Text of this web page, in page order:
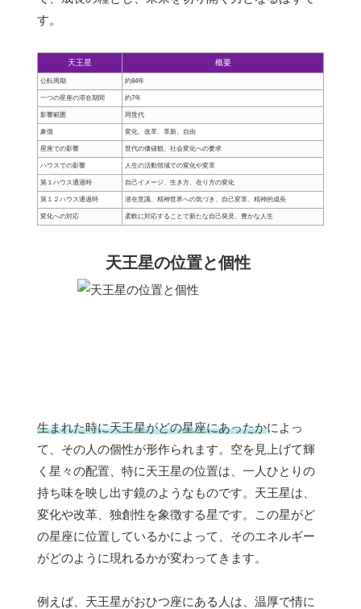
す。
天王星 概要
公転周期 約84年
一つの星座の滞在期間 約7年
影響範囲 同世代
象徴 変化、改革、革新、自由
星座での影響 世代の価値観、社会変化への要求
ハウスでの影響 人生の活動領域での変化や変革
第１ハウス通過時 自己イメージ、生き方、在り方の変化
第１２ハウス通過時 潜在意識、精神世界への気づき、自己変革、精神的成長
変化への対応 柔軟に対応することで新たな自己発見、豊かな人生
天王星の位置と個性
生まれた時に天王星がどの星座にあったかによっ
て、その人の個性が形作られます。空を見上げて輝
く星々の配置、特に天王星の位置は、一人ひとりの
持ち味を映し出す鏡のようなものです。天王星は、
変化や改革、独創性を象徴する星です。この星がど
の星座に位置しているかによって、そのエネルギー
がどのように現れるかが変わってきます。
例えば、天王星がおひつ座にある人は、温厚で情に